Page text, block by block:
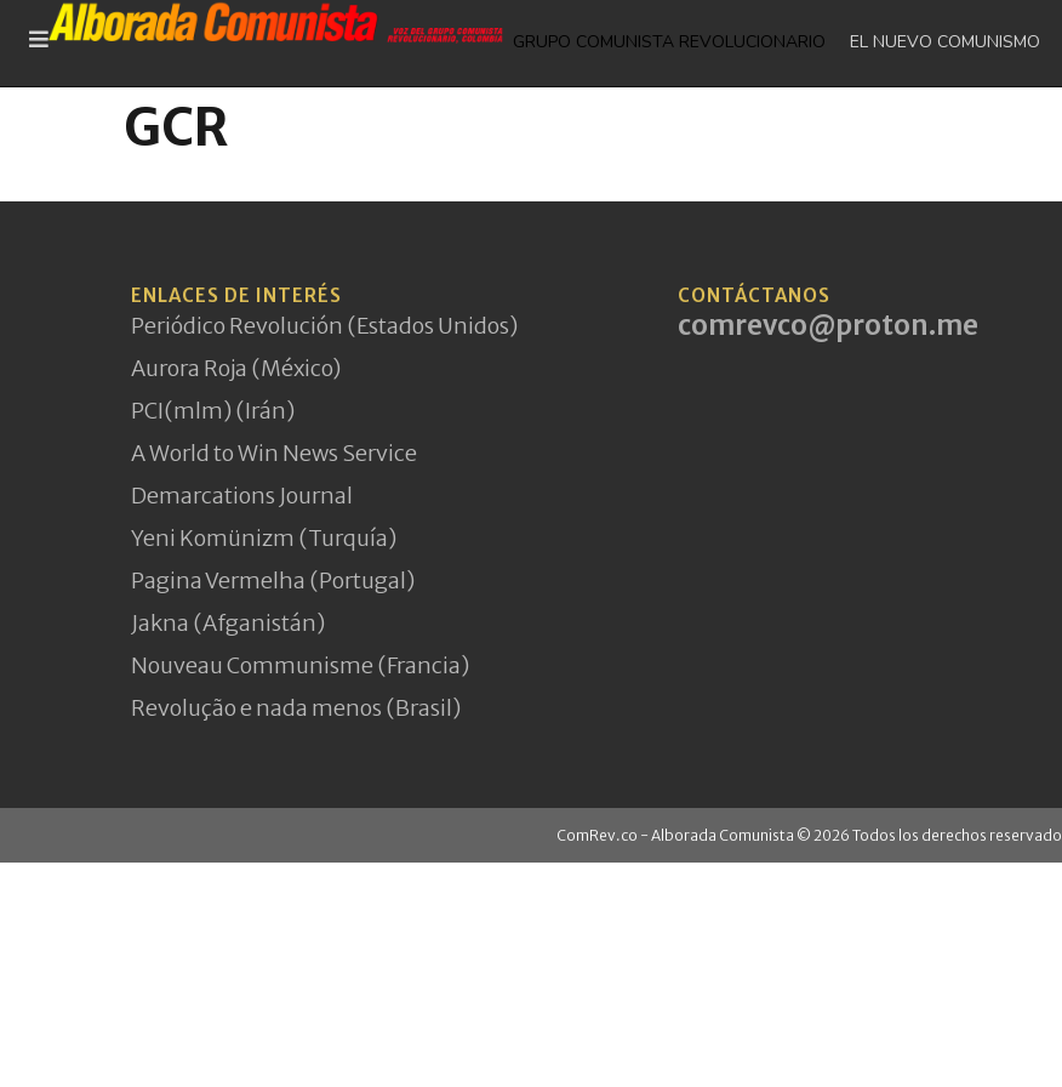
GRUPO COMUNISTA REVOLUCIONARIO EL NUEVO COMUNISMO
GCR
ENLACES DE INTERÉS
Periódico Revolución (Estados Unidos)
Aurora Roja (México)
PCI(mlm) (Irán)
A World to Win News Service
Demarcations Journal
Yeni Komünizm (Turquía)
Pagina Vermelha (Portugal)
Jakna (Afganistán)
Nouveau Communisme (Francia)
Revolução e nada menos (Brasil)
CONTÁCTANOS
comrevco@proton.me
ComRev.co - Alborada Comunista © 2026 Todos los derechos